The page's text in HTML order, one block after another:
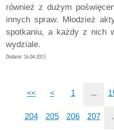
również z dużym
innych spraw. Młodzież
spotkaniu, a każdy z nich
wydziale.
Dodano: 16.04.2013
<< < 1 ...
204 205 206 207